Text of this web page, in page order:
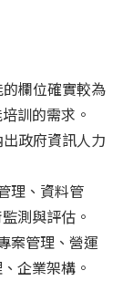
欄位確實較為
訓的需求。
政府資訊人力
理、資料管
測與評估。
案管理、營運
企業架構。